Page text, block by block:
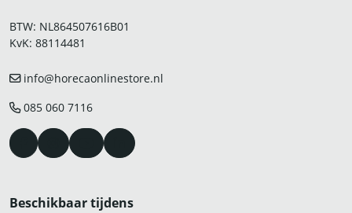
BTW: NL864507616B01
KvK: 88114481
info@horecaonlinestore.nl
085 060 7116
Beschikbaar tijdens